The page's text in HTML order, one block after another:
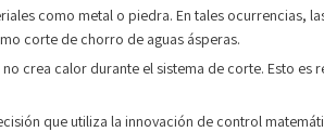
como metal o piedra. En tales ocurrencias,
corte de chorro de aguas ásperas.
crea calor durante el sistema de corte. Esto es
que utiliza la innovación de control